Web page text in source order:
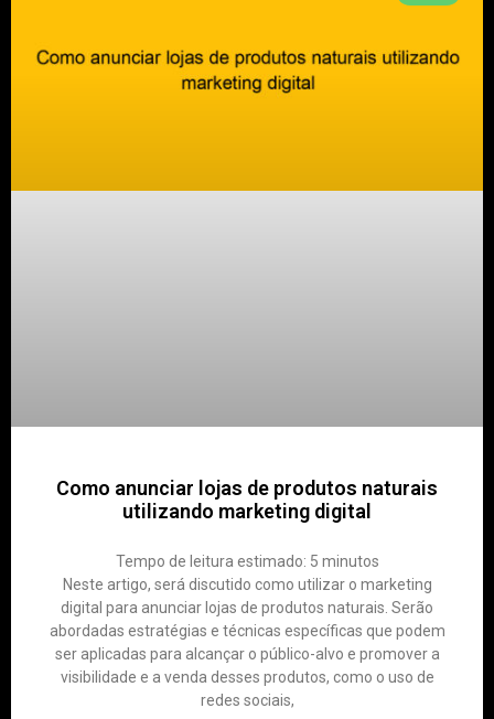
Como anunciar lojas de produtos naturais
utilizando marketing digital
Tempo de leitura estimado: 5 minutos
Neste artigo, será discutido como utilizar o marketing
digital para anunciar lojas de produtos naturais. Serão
abordadas estratégias e técnicas específicas que podem
ser aplicadas para alcançar o público-alvo e promover a
visibilidade e a venda desses produtos, como o uso de
redes sociais,